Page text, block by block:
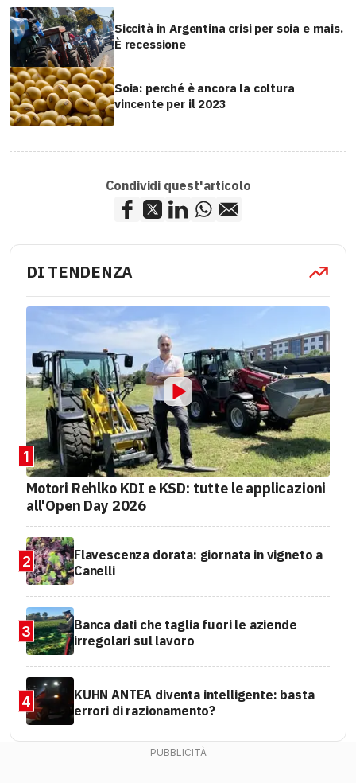
Siccità in Argentina crisi per soia e mais.
È recessione
Soia: perché è ancora la coltura
vincente per il 2023
Condividi quest'articolo
DI TENDENZA
1
Motori Rehlko KDI e KSD: tutte le applicazioni
all'Open Day 2026
2
Flavescenza dorata: giornata in vigneto a
Canelli
3
Banca dati che taglia fuori le aziende
irregolari sul lavoro
4
KUHN ANTEA diventa intelligente: basta
errori di razionamento?